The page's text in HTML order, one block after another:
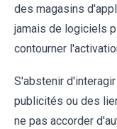
des magasins
jamais de logiciels
contourner
S'abstenir
publicités ou des
ne pas accorder